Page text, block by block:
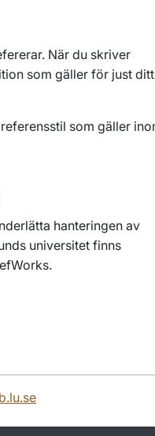
När du skriver
som gäller för just ditt
som gäller
hanteringen av
universitet finns